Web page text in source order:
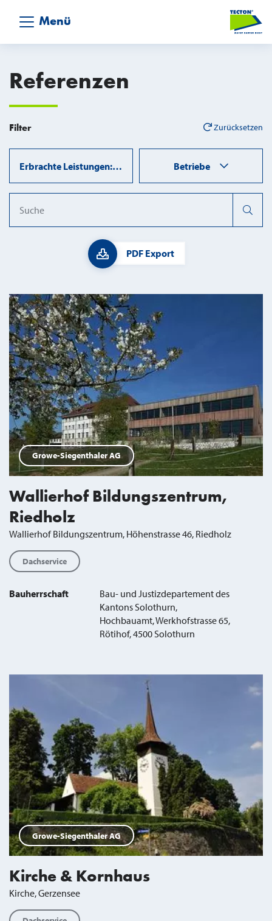
Menü
Referenzen
Filter Zurücksetzen
Erbrachte Leistungen: Dachservice Betriebe
PDF Export
Suchresultate
Growe-Siegenthaler AG
Wallierhof Bildungszentrum,
Riedholz
Wallierhof Bildungszentrum, Höhenstrasse 46, Riedholz
Dachservice
Bauherrschaft
Bau- und Justizdepartement des
Kantons Solothurn,
Hochbauamt, Werkhofstrasse 65,
Rötihof, 4500 Solothurn
Growe-Siegenthaler AG
Kirche & Kornhaus
Kirche, Gerzensee